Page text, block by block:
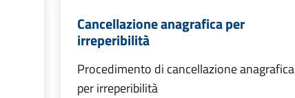
Cancellazione anagrafica per
irreperibilità
Procedimento di cancellazione anagrafica
per irreperibilità